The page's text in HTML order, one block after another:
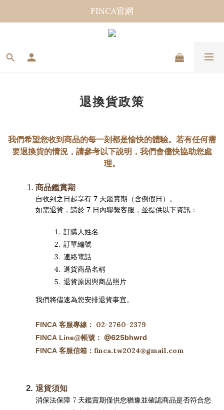
FINCA官網
退換貨政策
我們希望您收到商品的每一刻都是愉快的體驗。若有任何需
要退換貨的情況，請參考以下說明，我們會儘快協助您處
理。
商品鑑賞期
自收到之日起享有 7 天鑑賞期（含例假日）。
如需退貨，請於 7 日內聯繫客服，並提供以下資訊：
訂購人姓名
訂單編號
連絡電話
退貨商品名稱
退貨原因與商品照片
我們將儘速為您安排退貨事宜。
FINCA 客服專線： 02-2760-2379
FINCA Line@帳號： @625bhwrd
FINCA 客服信箱： finca.tw2024@gmail.com
退貨須知
消保法保障 7 天鑑賞期僅供您猶豫並確認商品是否符合您